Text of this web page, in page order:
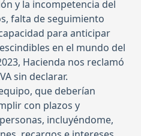
y la incompetencia del
falta de seguimiento
para anticipar
en el mundo del
Hacienda nos reclamó
sin declarar.
que deberían
con plazos y
incluyéndome,